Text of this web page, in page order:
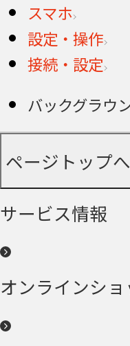
スマホ
設定・操作
接続・設定
バックグラウ
ページトップ
サービス情報
オンラインシ